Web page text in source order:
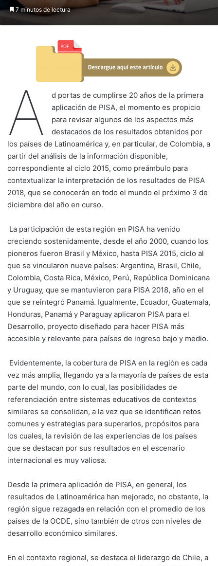
7 minutos de lectura
A
d portas de cumplirse 20 años de la primera
aplicación de PISA, el momento es propicio
para revisar algunos de los aspectos más
destacados de los resultados obtenidos por
los países de Latinoamérica y, en particular, de Colombia, a
partir del análisis de la información disponible,
correspondiente al ciclo 2015, como preámbulo para
contextualizar la interpretación de los resultados de PISA
2018, que se conocerán en todo el mundo el próximo 3 de
diciembre del año en curso.
La participación de esta región en PISA ha venido
creciendo sostenidamente, desde el año 2000, cuando los
pioneros fueron Brasil y México, hasta PISA 2015, ciclo al
que se vincularon nueve países: Argentina, Brasil, Chile,
Colombia, Costa Rica, México, Perú, República Dominicana
y Uruguay, que se mantuvieron para PISA 2018, año en el
que se reintegró Panamá. Igualmente, Ecuador, Guatemala,
Honduras, Panamá y Paraguay aplicaron PISA para el
Desarrollo, proyecto diseñado para hacer PISA más
accesible y relevante para países de ingreso bajo y medio.
Evidentemente, la cobertura de PISA en la región es cada
vez más amplia, llegando ya a la mayoría de países de esta
parte del mundo, con lo cual, las posibilidades de
referenciación entre sistemas educativos de contextos
similares se consolidan, a la vez que se identifican retos
comunes y estrategias para superarlos, propósitos para
los cuales, la revisión de las experiencias de los países
que se destacan por sus resultados en el escenario
internacional es muy valiosa.
Desde la primera aplicación de PISA, en general, los
resultados de Latinoamérica han mejorado, no obstante, la
región sigue rezagada en relación con el promedio de los
países de la OCDE, sino también de otros con niveles de
desarrollo económico similares.
En el contexto regional, se destaca el liderazgo de Chile, a